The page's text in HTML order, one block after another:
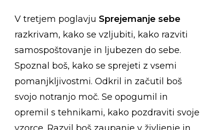
V tretjem poglavju Sprejemanje sebe
razkrivam, kako se vzljubiti, kako razviti
samospoštovanje in ljubezen do sebe.
Spoznal boš, kako se sprejeti z vsemi
pomanjkljivostmi. Odkril in začutil boš
svojo notranjo moč. Se opogumil in
opremil s tehnikami, kako pozdraviti svoje